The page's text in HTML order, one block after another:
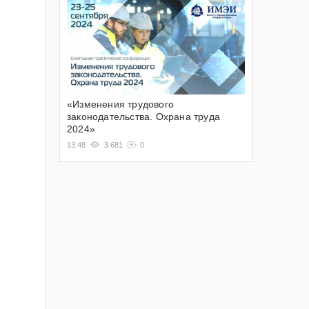
«Изменения трудового
законодательства. Охрана труда
2024»
13:48 3 681 0